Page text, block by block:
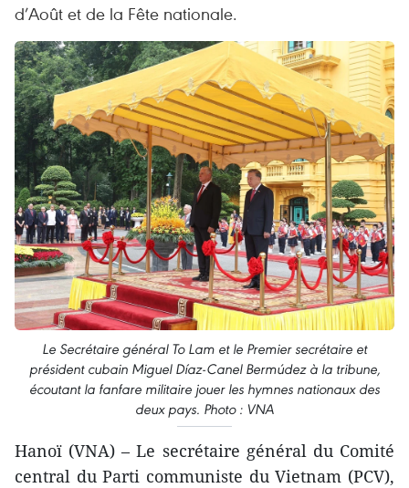
d’Août et de la Fête nationale.
Le Secrétaire général To Lam et le Premier secrétaire et
président cubain Miguel Díaz-Canel Bermúdez à la tribune,
écoutant la fanfare militaire jouer les hymnes nationaux des
deux pays. Photo : VNA
Hanoï (VNA) – Le secrétaire général du Comité
central du Parti communiste du Vietnam (PCV),